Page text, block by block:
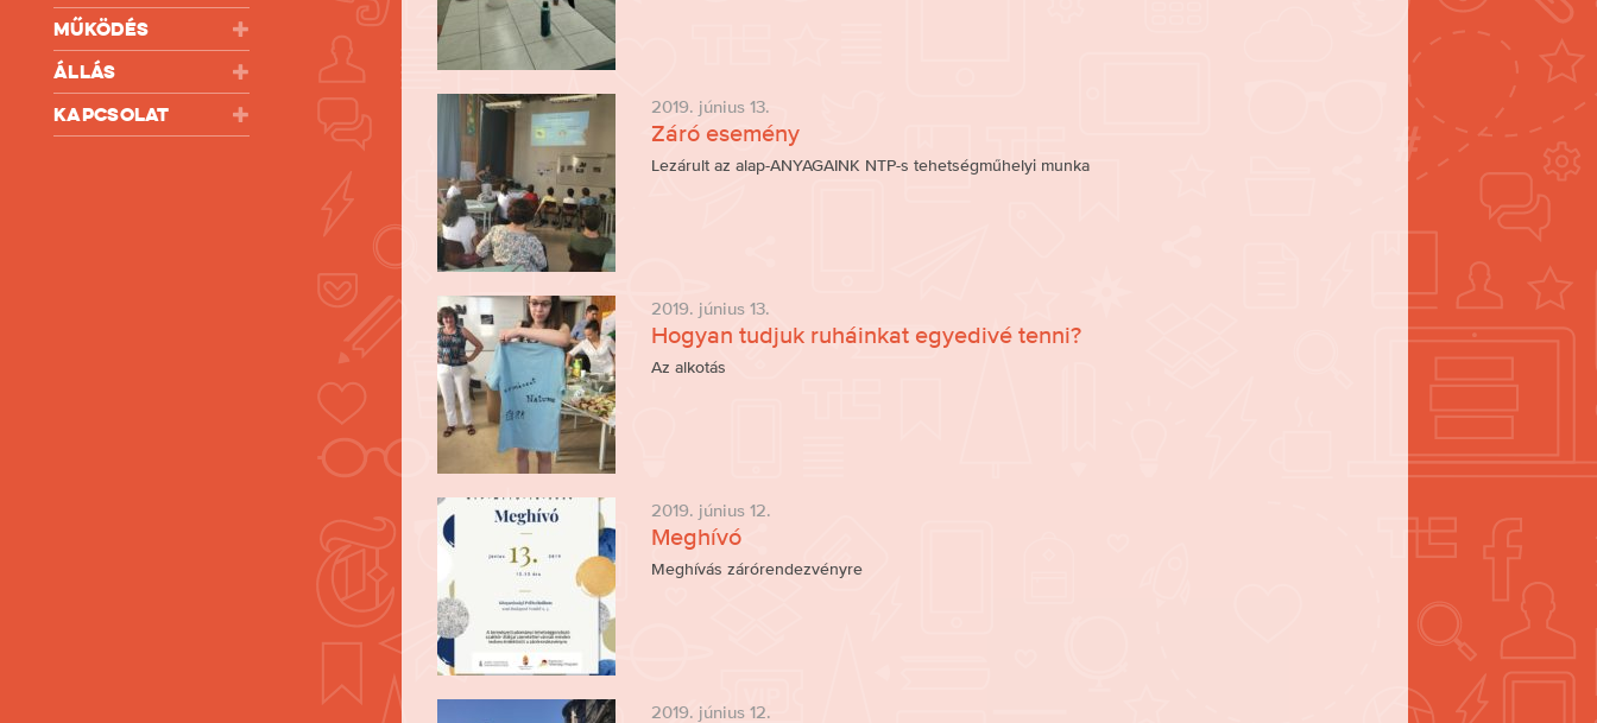
Működés
Állás
Kapcsolat
2019. június 13.
Záró esemény
Lezárult az alap-ANYAGAINK NTP-s tehetségműhelyi munka
2019. június 13.
Hogyan tudjuk ruháinkat egyedivé tenni?
Az alkotás
2019. június 12.
Meghívó
Meghívás zárórendezvényre
2019. június 12.